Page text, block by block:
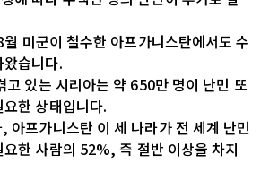
미군이 철수한 아프가니스탄에서도 수
습니다.
고 있는 시리아는 약 650만 명이 난민 또
한 상태입니다.
아프가니스탄 이 세 나라가 전 세계 난민
한 사람의 52%, 즉 절반 이상을 차지